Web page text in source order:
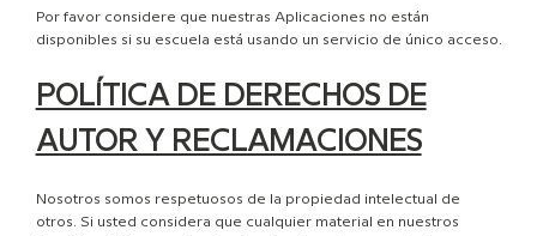
Por favor considere que nuestras Aplicaciones no están
disponibles si su escuela está usando un servicio de único acceso.
POLÍTICA DE DERECHOS DE
AUTOR Y RECLAMACIONES
Nosotros somos respetuosos de la propiedad intelectual de
otros. Si usted considera que cualquier material en nuestros